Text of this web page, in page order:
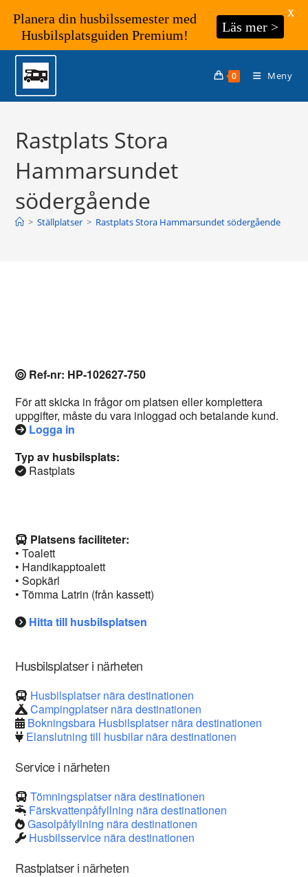
Hoppa
innehållet
0 Meny
Rastplats Stora
Hammarsundet
södergående
> Ställplatser > Rastplats Stora Hammarsundet södergående
Ref-nr: HP-102627-750
För att skicka in frågor om platsen eller komplettera
uppgifter, måste du vara inloggad och betalande kund.
Logga in
Typ av husbilsplats:
Rastplats
Platsens faciliteter:
• Toalett
• Handikapptoalett
• Sopkärl
• Tömma Latrin (från kassett)
Hitta till husbilsplatsen
Husbilsplatser i närheten
Husbilsplatser nära destinationen
Campingplatser nära destinationen
Bokningsbara Husbilsplatser nära destinationen
Elanslutning till husbilar nära destinationen
Service i närheten
Tömningsplatser nära destinationen
Färskvattenpåfyllning nära destinationen
Gasolpåfyllning nära destinationen
Husbilsservice nära destinationen
Rastplatser i närheten
Planera din husbilssemester med
Husbilsplatsguiden Premium!
Läs mer >
X